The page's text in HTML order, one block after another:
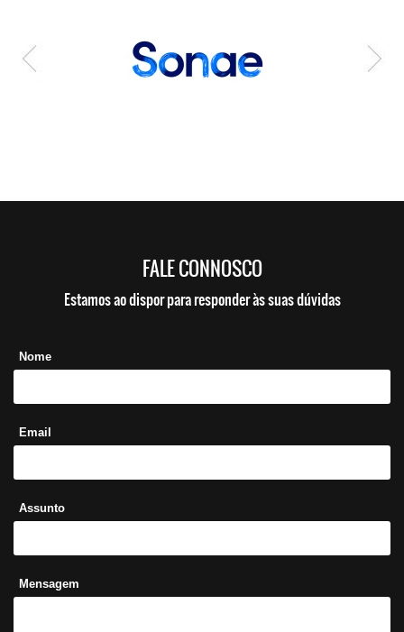
FALE CONNOSCO
Estamos ao dispor para responder às suas dúvidas
Nome
Email
Assunto
Mensagem